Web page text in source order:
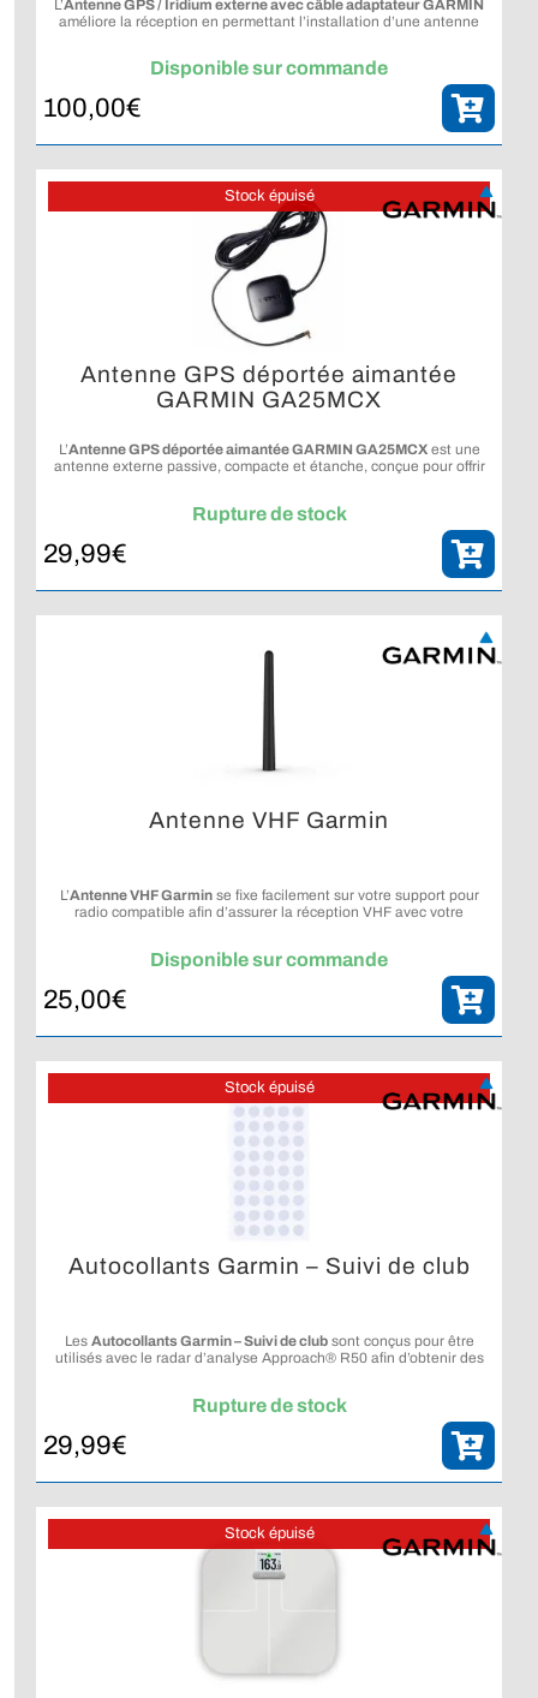
L’Antenne GPS / Iridium externe avec câble adaptateur GARMIN
améliore la réception en permettant l’installation d’une antenne
Disponible sur commande
100,00€
Stock épuisé
Antenne GPS déportée aimantée
GARMIN GA25MCX
L’Antenne GPS déportée aimantée GARMIN GA25MCXest une
antenne externe passive, compacte et étanche, conçue pour offrir
Rupture de stock
29,99€
Antenne VHF Garmin
L’Antenne VHF Garminse fixe facilement sur votre support pour
radio compatible afin d’assurer la réception VHF avec votre
Disponible sur commande
25,00€
Stock épuisé
Autocollants Garmin – Suivi de club
Les Autocollants Garmin – Suivi de clubsont conçus pour être
utilisés avec le radar d’analyse Approach® R50 afin d’obtenir des
Rupture de stock
29,99€
Stock épuisé